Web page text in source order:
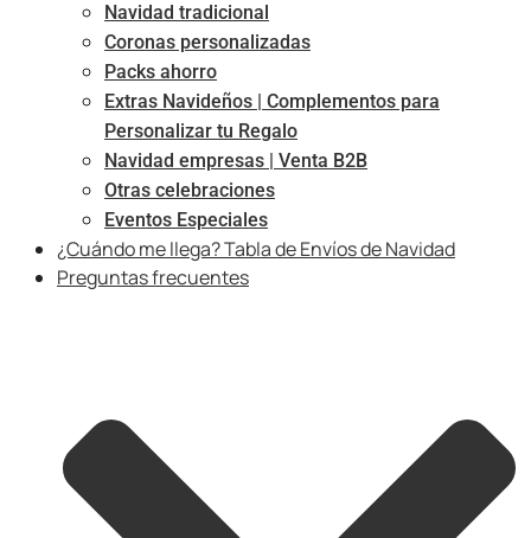
Navidad tradicional
Coronas personalizadas
Packs ahorro
Extras Navideños | Complementos para
Personalizar tu Regalo
Navidad empresas | Venta B2B
Otras celebraciones
Eventos Especiales
¿Cuándo me llega? Tabla de Envíos de Navidad
Preguntas frecuentes